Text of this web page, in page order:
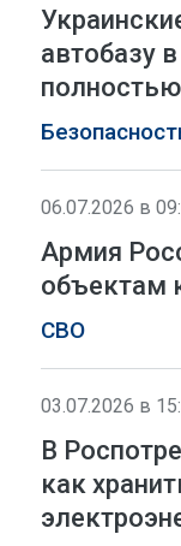
автобазу
06.07.2026 в
Армия
объектам
СВО
03.07.2026 в
В
как